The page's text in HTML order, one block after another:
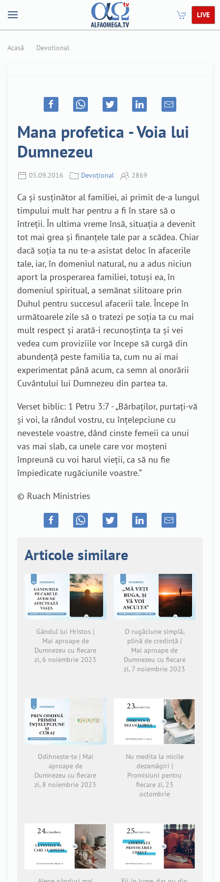
LIVE
Acasă Devotional
Mana profetica - Voia lui
Dumnezeu
05.09.2016 Devoțional 2869
Ca și susținător al familiei, ai primit de-a lungul
timpului mult har pentru a fi în stare să o
întreții. În ultima vreme însă, situația a devenit
tot mai grea și finanțele tale par a scădea. Chiar
dacă soția ta nu te-a asistat deloc în afacerile
tale, iar, în domeniul natural, nu a adus niciun
aport la prosperarea familiei, totuși ea, în
domeniul spiritual, a semănat silitoare prin
Duhul pentru succesul afacerii tale. Începe în
următoarele zile să o tratezi pe soția ta cu mai
mult respect și arată-i recunoștința ta și vei
vedea cum proviziile vor începe să curgă din
abundență peste familia ta, cum nu ai mai
experimentat până acum, ca semn al onorării
Cuvântului lui Dumnezeu din partea ta.
Verset biblic: 1 Petru 3:7 - „Bărbaţilor, purtaţi-vă
şi voi, la rândul vostru, cu înţelepciune cu
nevestele voastre, dând cinste femeii ca unui
vas mai slab, ca unele care vor moşteni
împreună cu voi harul vieţii, ca să nu fie
împiedicate rugăciunile voastre.”
© Ruach Ministries
Articole similare
Gândul lui Hristos |
Mai aproape de
Dumnezeu cu fiecare
zi, 6 noiembrie 2023
O rugăciune simplă,
plină de credință |
Mai aproape de
Dumnezeu cu fiecare
zi, 7 noiembrie 2023
Odihnește-te | Mai
aproape de
Dumnezeu cu fiecare
zi, 8 noiembrie 2023
Nu medita la micile
dezamăgiri |
Promisiuni pentru
fiecare zi, 23
octombrie